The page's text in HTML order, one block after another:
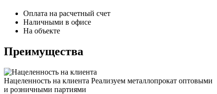
Оплата на расчетный счет
Наличными в офисе
На объекте
Преимущества
Нацеленность на клиента Реализуем металлопрокат оптовыми
и розничными партиями